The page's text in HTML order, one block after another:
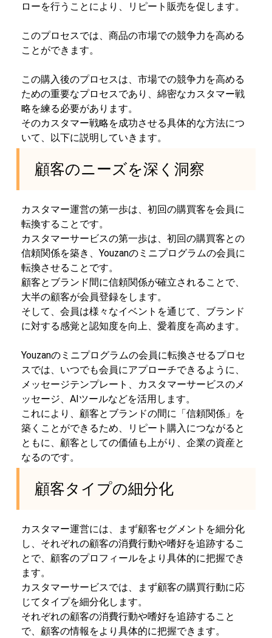
ローを行うことにより、リピート販売を促します。
このプロセスでは、商品の市場での競争力を高める
ことができます。
この購入後のプロセスは、市場での競争力を高める
ための重要なプロセスであり、綿密なカスタマー戦
略を練る必要があります。
そのカスタマー戦略を成功させる具体的な方法につ
いて、以下に説明していきます。
顧客のニーズを深く洞察
カスタマー運営の第一歩は、初回の購買客を会員に
転換することです。
カスタマーサービスの第一歩は、初回の購買客との
信頼関係を築き、Youzanのミニプログラムの会員に
転換させることです。
顧客とブランド間に信頼関係が確立されることで、
大半の顧客が会員登録をします。
そして、会員は様々なイベントを通じて、ブランド
に対する感覚と認知度を向上、愛着度を高めます。
Youzanのミニプログラムの会員に転換させるプロセ
スでは、いつでも会員にアプローチできるように、
メッセージテンプレート、カスタマーサービスのメ
ッセージ、AIツールなどを活用します。
これにより、顧客とブランドの間に「信頼関係」を
築くことができるため、リピート購入につながると
ともに、顧客としての価値も上がり、企業の資産と
なるのです。
顧客タイプの細分化
カスタマー運営には、まず顧客セグメントを細分化
し、それぞれの顧客の消費行動や嗜好を追跡するこ
とで、顧客のプロフィールをより具体的に把握でき
ます。
カスタマーサービスでは、まず顧客の購買行動に応
じてタイプを細分化します。
それぞれの顧客の消費行動や嗜好を追跡すること
で、顧客の情報をより具体的に把握できます。